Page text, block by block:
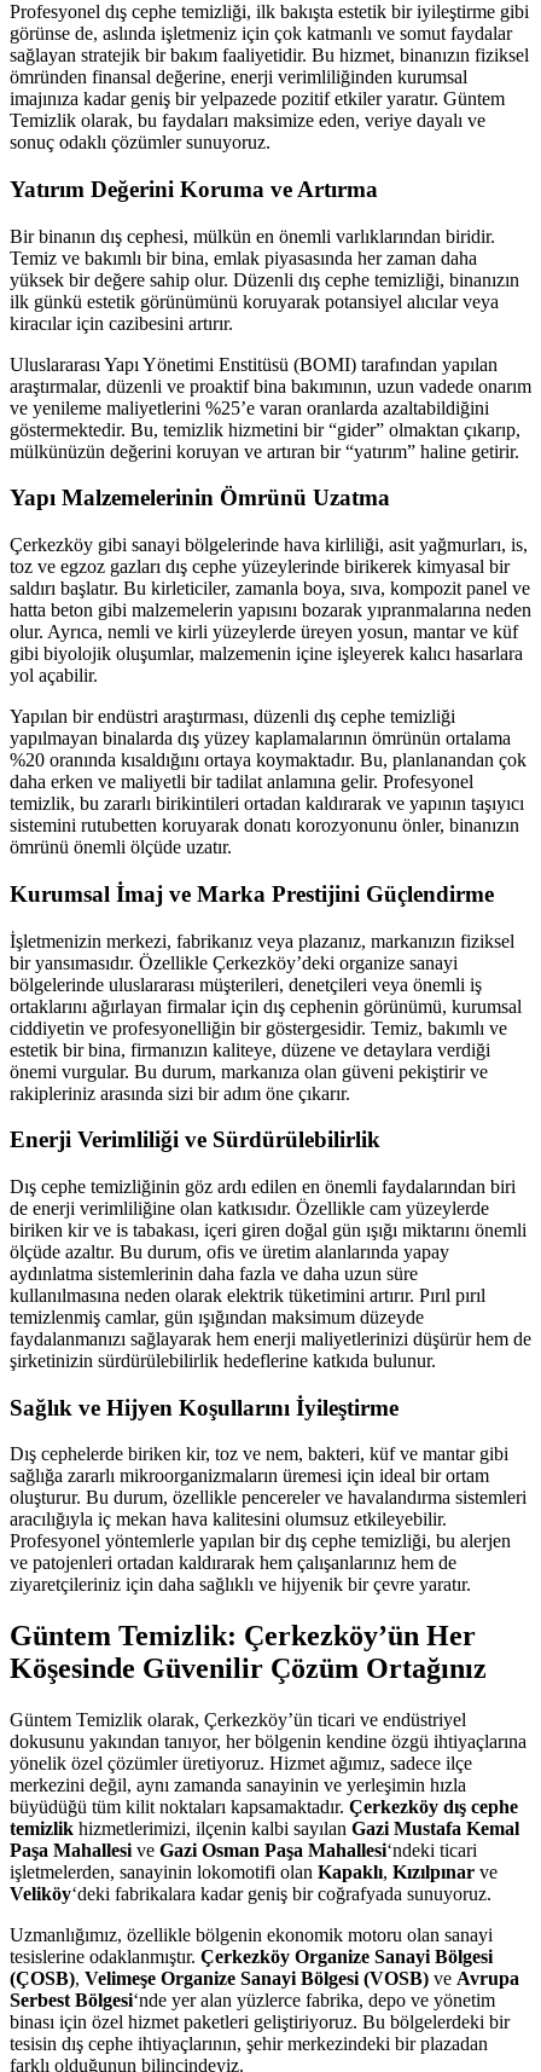
Profesyonel dış cephe temizliği, ilk bakışta estetik bir iyileştirme gibi
görünse de, aslında işletmeniz için çok katmanlı ve somut faydalar
sağlayan stratejik bir bakım faaliyetidir. Bu hizmet, binanızın fiziksel
ömründen finansal değerine, enerji verimliliğinden kurumsal
imajınıza kadar geniş bir yelpazede pozitif etkiler yaratır. Güntem
Temizlik olarak, bu faydaları maksimize eden, veriye dayalı ve
sonuç odaklı çözümler sunuyoruz.
Yatırım Değerini Koruma ve Artırma
Bir binanın dış cephesi, mülkün en önemli varlıklarından biridir.
Temiz ve bakımlı bir bina, emlak piyasasında her zaman daha
yüksek bir değere sahip olur. Düzenli dış cephe temizliği, binanızın
ilk günkü estetik görünümünü koruyarak potansiyel alıcılar veya
kiracılar için cazibesini artırır.
Uluslararası Yapı Yönetimi Enstitüsü (BOMI) tarafından yapılan
araştırmalar, düzenli ve proaktif bina bakımının, uzun vadede onarım
ve yenileme maliyetlerini %25’e varan oranlarda azaltabildiğini
göstermektedir. Bu, temizlik hizmetini bir “gider” olmaktan çıkarıp,
mülkünüzün değerini koruyan ve artıran bir “yatırım” haline getirir.
Yapı Malzemelerinin Ömrünü Uzatma
Çerkezköy gibi sanayi bölgelerinde hava kirliliği, asit yağmurları, is,
toz ve egzoz gazları dış cephe yüzeylerinde birikerek kimyasal bir
saldırı başlatır. Bu kirleticiler, zamanla boya, sıva, kompozit panel ve
hatta beton gibi malzemelerin yapısını bozarak yıpranmalarına neden
olur. Ayrıca, nemli ve kirli yüzeylerde üreyen yosun, mantar ve küf
gibi biyolojik oluşumlar, malzemenin içine işleyerek kalıcı hasarlara
yol açabilir.
Yapılan bir endüstri araştırması, düzenli dış cephe temizliği
yapılmayan binalarda dış yüzey kaplamalarının ömrünün ortalama
%20 oranında kısaldığını ortaya koymaktadır. Bu, planlanandan çok
daha erken ve maliyetli bir tadilat anlamına gelir. Profesyonel
temizlik, bu zararlı birikintileri ortadan kaldırarak ve yapının taşıyıcı
sistemini rutubetten koruyarak donatı korozyonunu önler, binanızın
ömrünü önemli ölçüde uzatır.
Kurumsal İmaj ve Marka Prestijini Güçlendirme
İşletmenizin merkezi, fabrikanız veya plazanız, markanızın fiziksel
bir yansımasıdır. Özellikle Çerkezköy’deki organize sanayi
bölgelerinde uluslararası müşterileri, denetçileri veya önemli iş
ortaklarını ağırlayan firmalar için dış cephenin görünümü, kurumsal
ciddiyetin ve profesyonelliğin bir göstergesidir. Temiz, bakımlı ve
estetik bir bina, firmanızın kaliteye, düzene ve detaylara verdiği
önemi vurgular. Bu durum, markanıza olan güveni pekiştirir ve
rakipleriniz arasında sizi bir adım öne çıkarır.
Enerji Verimliliği ve Sürdürülebilirlik
Dış cephe temizliğinin göz ardı edilen en önemli faydalarından biri
de enerji verimliliğine olan katkısıdır. Özellikle cam yüzeylerde
biriken kir ve is tabakası, içeri giren doğal gün ışığı miktarını önemli
ölçüde azaltır. Bu durum, ofis ve üretim alanlarında yapay
aydınlatma sistemlerinin daha fazla ve daha uzun süre
kullanılmasına neden olarak elektrik tüketimini artırır. Pırıl pırıl
temizlenmiş camlar, gün ışığından maksimum düzeyde
faydalanmanızı sağlayarak hem enerji maliyetlerinizi düşürür hem de
şirketinizin sürdürülebilirlik hedeflerine katkıda bulunur.
Sağlık ve Hijyen Koşullarını İyileştirme
Dış cephelerde biriken kir, toz ve nem, bakteri, küf ve mantar gibi
sağlığa zararlı mikroorganizmaların üremesi için ideal bir ortam
oluşturur. Bu durum, özellikle pencereler ve havalandırma sistemleri
aracılığıyla iç mekan hava kalitesini olumsuz etkileyebilir.
Profesyonel yöntemlerle yapılan bir dış cephe temizliği, bu alerjen
ve patojenleri ortadan kaldırarak hem çalışanlarınız hem de
ziyaretçileriniz için daha sağlıklı ve hijyenik bir çevre yaratır.
Güntem Temizlik: Çerkezköy’ün Her
Köşesinde Güvenilir Çözüm Ortağınız
Güntem Temizlik olarak, Çerkezköy’ün ticari ve endüstriyel
dokusunu yakından tanıyor, her bölgenin kendine özgü ihtiyaçlarına
yönelik özel çözümler üretiyoruz. Hizmet ağımız, sadece ilçe
merkezini değil, aynı zamanda sanayinin ve yerleşimin hızla
büyüdüğü tüm kilit noktaları kapsamaktadır. Çerkezköy dış cephe
temizlik hizmetlerimizi, ilçenin kalbi sayılan Gazi Mustafa Kemal
Paşa Mahallesi ve Gazi Osman Paşa Mahallesi‘ndeki ticari
işletmelerden, sanayinin lokomotifi olan Kapaklı, Kızılpınar ve
Veliköy‘deki fabrikalara kadar geniş bir coğrafyada sunuyoruz.
Uzmanlığımız, özellikle bölgenin ekonomik motoru olan sanayi
tesislerine odaklanmıştır. Çerkezköy Organize Sanayi Bölgesi
(ÇOSB), Velimeşe Organize Sanayi Bölgesi (VOSB) ve Avrupa
Serbest Bölgesi‘nde yer alan yüzlerce fabrika, depo ve yönetim
binası için özel hizmet paketleri geliştiriyoruz. Bu bölgelerdeki bir
tesisin dış cephe ihtiyaçlarının, şehir merkezindeki bir plazadan
farklı olduğunun bilincindeyiz.